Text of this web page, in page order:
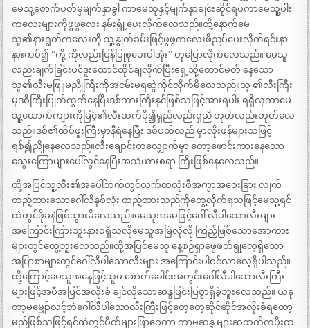
မေသူ့စောက်ပတ်မှမျက်နှာခွါ ကာမေသူနှင့်မျက်နှာချင်းဆိုင်ရပ်ကာမေသူ့ပါး
ကလေးများကိုဖွဖွလေး နမ်းရွုံ့ပေးလိုက်လေသည်။ထို့နောက်မေ
သူ၏နားရွက်ကလေးကို သူ့နွုတ်ခမ်းဖြင့်ဖွဖွကလေးဖိညှပ်ပေးလိုက်ရင်းနာ
နားကပ်၍ “ကို့ ကိုလည်းပြန်ပြုစုပေးပါအုံး” ဟုပြောလိုက်လေသည်။ မေသူ
လည်းချက်ခြင်းပင်ဒူးထောင်ထိုင်ချလိုက်ပြီးရှေ့သို့တောင်မတ် နေသော
သူ၏လီးမဖြူမညိုကြီးကိုအငမ်းမရဆွဲကိုင်လိုက်မိလေသည်။သူ ၏လီးကြီး
မှဒစိကြီးပြုတ်ထွက်နေပြီးဒစ်ကားကြီးနှင်ဖြစ်သဖြင့်အားရပါး ရရှိလှကာမေ
သူ့ယောက်ကျားကိုမြင့်၏လီးထက်ပို၍ရှည်လည်းရှညိ တုတ်လည်းတုတ်လေ
သည်။ဒစ်၏ထိပ်ဖူးကြီးမှာနီရဲနေပြီး ဒစ်ပတ်လည် မှာလိုးဖန်များသဖြင့်
ရစ်၍ညိုနေလေသည်။လီးချောင်းတလျှောက်မှာ တော့ဖောင်းကားနေသော
သွေးကြောများပေါ်လွင်နေပြီးအသဲယားစရာ ကြီးဖြစ်နေလေသည်။
ထို့အပြင်သူ့လီး၏အပေါ်ဘက်တွင်လက်တလုံးစီအကွာအဝေးခြား လျက်
ထည့်ထားသောဂေါ်လီနှစ်လုံး ထည့်ထားသည်ကိုတွေ့လိုက်ရသဖြင့်မေသူ့ရင်
ထဲတွင်ဖိုခနဲဖြစ်သွားမိလေသည်။မေသူအမေဖြင့်ဂေါ် လီပါသောလီးများ
အကြောင်းကြားဘူးနားဝရှိသလိုမေသူအမြဲလိုလို ကြည့်ဖြစ်သောအောကား
များတွင်တွေ့ဘူးလေသည်။ထို့အပြင်မေသူ နေ့စဉ်ရှာဖွေဖတ်ရွုလေ့ရှိသော
အပြာစာများတွင်ဂေါ်လီပါသောလီးများ အကြောင်းပါဝင်လာလေ့ရှိပါသည်။
ထို့ကြောင့်မေသူအနေဖြင့်သူမ စောက်ခေါင်းအတွင်းဂေါ်လီပါသောလီးကြီး
များဖြင့်အပီအပြင်အလိုးခံ ချင်လိုသောဆန္ဒပြင်းပြစွာရှိခဲ့ဘူးလေသည်။ ယခု
တာ့မမျှော်လင့်ဘဲဂေါ်လီပါသောလီးကြီးဖြင့်တေ့တေ့ဆိုင်ဆိုင်အလိုးခံရတော့
မည်ဖြစ်သဖြင့်ရင်ထဲတွင်ပီတ်များဖြာဝေကာ ကာမဆန္ဒ များဆထက်တပိုးထ